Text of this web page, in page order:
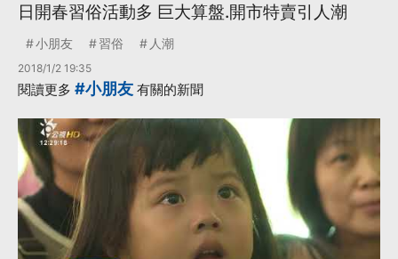
日開春習俗活動多 巨大算盤.開市特賣引人潮
小朋友 習俗 人潮
2018/1/2 19:35
閱讀更多 #小朋友 有關的新聞